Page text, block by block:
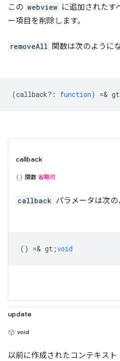
この webview に追加されたす
ー項目を削除します。
removeAll 関数は次のように
(callback? : function) =&
callback
関数 省略可
callback パラメータは次の
() =& gt;void
update
void
以前に作成されたコンテキス